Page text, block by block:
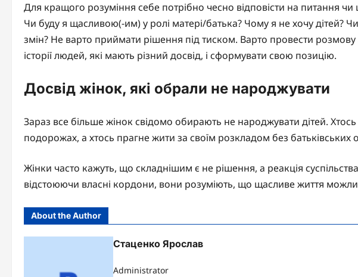
Для кращого розуміння себе потрібно чесно відповісти на питання
Чи буду я щасливою(-им) у ролі матері/батька? Чому я не хочу дітей?
змін? Не варто приймати рішення під тиском. Варто провести розмову
історії людей, які мають різний досвід, і сформувати свою позицію.
Досвід жінок, які обрали не народжувати
Зараз все більше жінок свідомо обирають не народжувати дітей.
подорожах, а хтось прагне жити за своїм розкладом без батьківських
Жінки часто кажуть, що складнішим є не рішення, а реакція
відстоюючи власні кордони, вони розуміють, що щасливе життя
About the Author
Стаценко Ярослав
Administrator